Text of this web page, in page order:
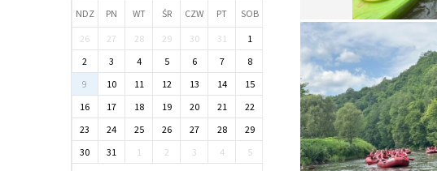
NDZ PN WT ŚR CZW PT SOB
26 27 28 29 30 31
1
2
3 4 5 6 7
8
9
10 11 12 13 14
15
16
17 18 19 20 21
22
23
24 25 26 27 28
29
30
31 1 2 3 4 5